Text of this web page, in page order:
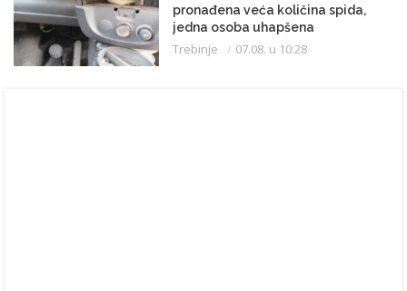
pronađena veća količina spida,
jedna osoba uhapšena
Trebinje 07.08. u 10:28